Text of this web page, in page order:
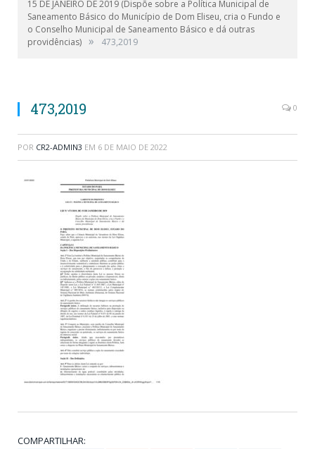
15 DE JANEIRO DE 2019 (Dispõe sobre a Política Municipal de
Saneamento Básico do Município de Dom Eliseu, cria o Fundo e
o Conselho Municipal de Saneamento Básico e dá outras
providências) » 473,2019
473,2019 0
POR CR2-ADMIN3 EM 6 DE MAIO DE 2022
COMPARTILHAR: